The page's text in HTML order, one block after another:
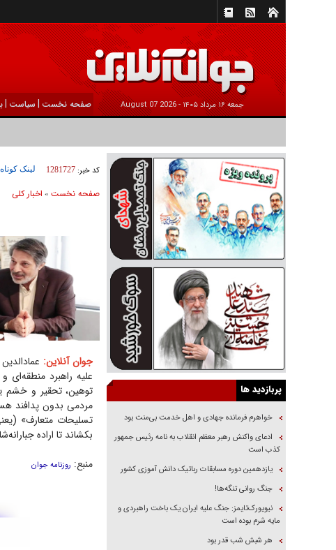
جمعه ۱۶ مرداد ۱۴۰۵ - 2026 August 07 صفحه نخست | سیاست |
کد خبر: 1281727 لینک
صفحه نخست» اخبار كلی
جوان آنلاین:
علیه راهبرد
مردمی بدون پدافند
بکشاند تا اراده
منبع: روزنامه جوان
پربازدید ها
خواهرم فرمانده جهادی و اهل خدمت بی‌منت بود
ادعای واکنش رهبر معظم انقلاب به نامه رئیس جمهور
کذب است
یازدهمین دوره مسابقات رباتیک دانش آموزی کشور
جنگ روانی تنگه‌ها!
نیویورک‌تایمز: جنگ علیه ایران یک باخت راهبردی و
مایه شرم بوده است
هر شبش شب قدر بود